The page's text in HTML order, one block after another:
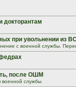
докторантам
при увольнении из
с военной службы.
после ОШМ
военной службы